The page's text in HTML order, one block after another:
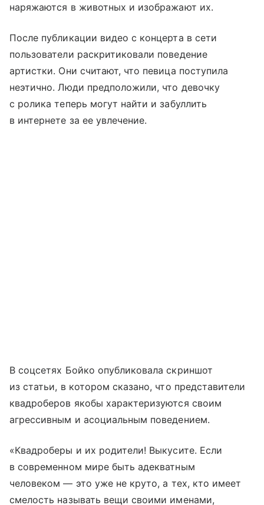
наряжаются в животных и изображают их.
После публикации видео с концерта в сети
пользователи раскритиковали поведение
артистки. Они считают, что певица поступила
неэтично. Люди предположили, что девочку
с ролика теперь могут найти и забуллить
в интернете за ее увлечение.
В соцсетях Бойко опубликовала скриншот
из статьи, в котором сказано, что представители
квадроберов якобы характеризуются своим
агрессивным и асоциальным поведением.
«Квадроберы и их родители! Выкусите. Если
в современном мире быть адекватным
человеком — это уже не круто, а тех, кто имеет
смелость называть вещи своими именами,